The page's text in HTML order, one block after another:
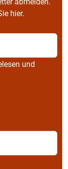
hier.
und